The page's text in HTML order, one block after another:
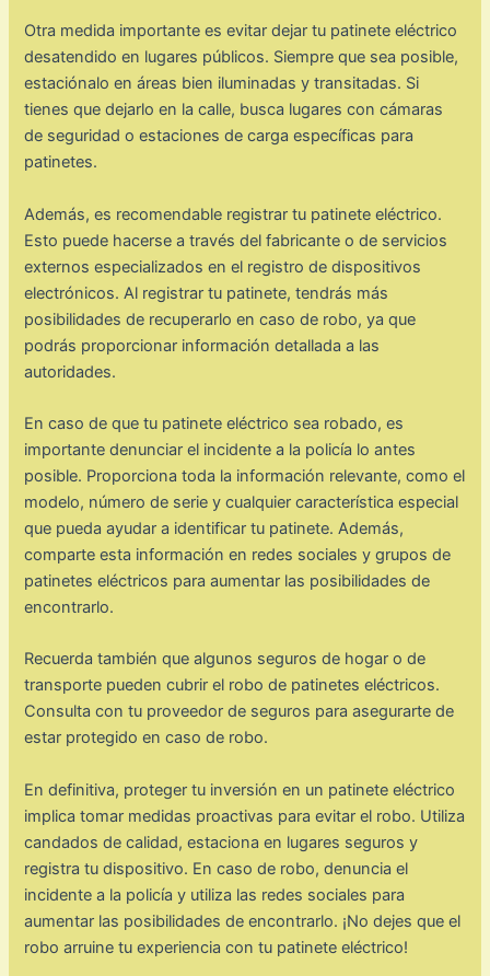
Otra medida importante es evitar dejar tu patinete eléctrico
desatendido en lugares públicos. Siempre que sea posible,
estaciónalo en áreas bien iluminadas y transitadas. Si
tienes que dejarlo en la calle, busca lugares con cámaras
de seguridad o estaciones de carga específicas para
patinetes.
Además, es recomendable registrar tu patinete eléctrico.
Esto puede hacerse a través del fabricante o de servicios
externos especializados en el registro de dispositivos
electrónicos. Al registrar tu patinete, tendrás más
posibilidades de recuperarlo en caso de robo, ya que
podrás proporcionar información detallada a las
autoridades.
En caso de que tu patinete eléctrico sea robado, es
importante denunciar el incidente a la policía lo antes
posible. Proporciona toda la información relevante, como el
modelo, número de serie y cualquier característica especial
que pueda ayudar a identificar tu patinete. Además,
comparte esta información en redes sociales y grupos de
patinetes eléctricos para aumentar las posibilidades de
encontrarlo.
Recuerda también que algunos seguros de hogar o de
transporte pueden cubrir el robo de patinetes eléctricos.
Consulta con tu proveedor de seguros para asegurarte de
estar protegido en caso de robo.
En definitiva, proteger tu inversión en un patinete eléctrico
implica tomar medidas proactivas para evitar el robo. Utiliza
candados de calidad, estaciona en lugares seguros y
registra tu dispositivo. En caso de robo, denuncia el
incidente a la policía y utiliza las redes sociales para
aumentar las posibilidades de encontrarlo. ¡No dejes que el
robo arruine tu experiencia con tu patinete eléctrico!